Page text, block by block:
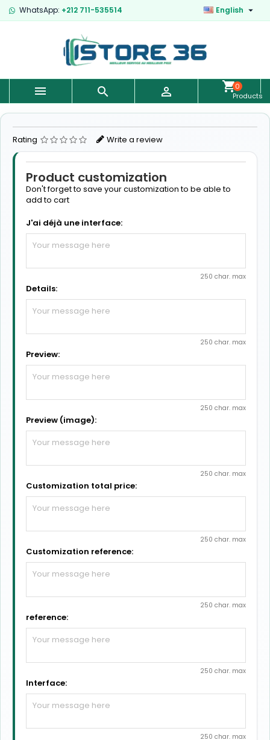
WhatsApp: +212 711-535514 English 
  
0
Products
-
€0.00
Rating Write a review
Product customization
Don't forget to save your customization to be able to
add to cart
J'ai déjà une interface:
250 char. max
Details:
250 char. max
Preview:
250 char. max
Preview (image):
250 char. max
Customization total price:
250 char. max
Customization reference:
250 char. max
reference:
250 char. max
Interface:
250 char. max